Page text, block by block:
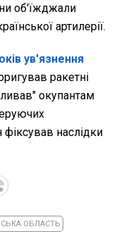
об'їжджали
артилерії.
ув'язнення
ракетні
окупантам
фіксував наслідки
ОБЛАСТЬ